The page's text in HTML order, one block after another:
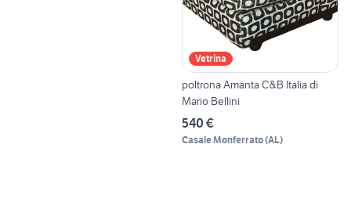
Vetrina
poltrona Amanta C&B Italia di
Mario Bellini
540 €
Casale Monferrato(AL)